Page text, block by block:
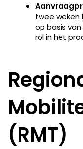
twee weken
op basis
rol in het
(RMT)